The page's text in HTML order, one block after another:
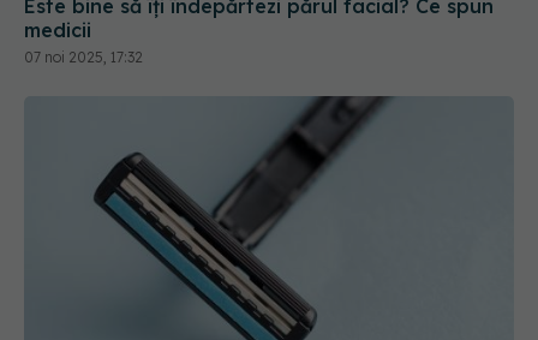
Este bine să îți îndepărtezi părul facial? Ce spun
medicii
07 noi 2025, 17:32